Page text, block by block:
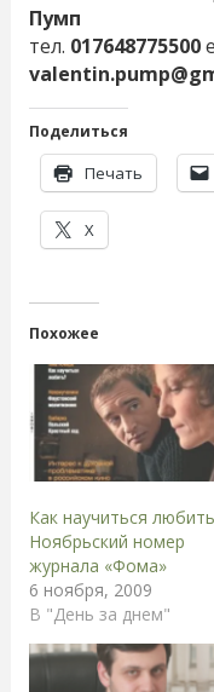
Пумп
тел. 017648775500
Поделиться
Печать
X
Похожее
Как научиться
Ноябрьский номер
журнала «Фома»
6 ноября, 2009
В "День за днем"